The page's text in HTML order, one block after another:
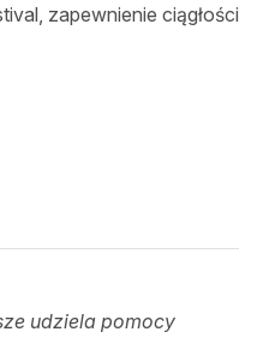
zapewnienie ciągłości
udziela pomocy